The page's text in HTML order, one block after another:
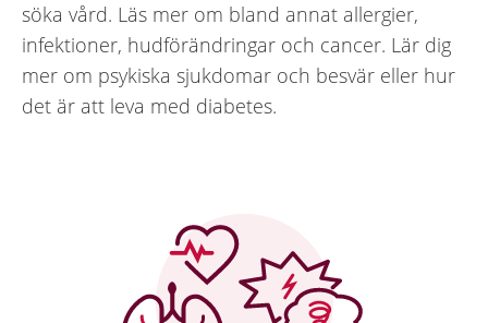
söka vård. Läs mer om bland annat allergier,
infektioner, hudförändringar och cancer. Lär dig
mer om psykiska sjukdomar och besvär eller hur
det är att leva med diabetes.